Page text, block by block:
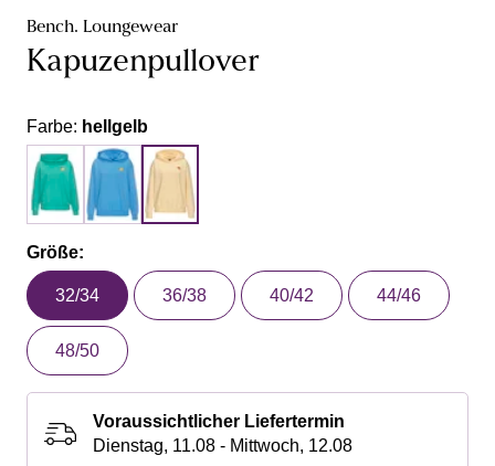
Bench. Loungewear
Kapuzenpullover
Farbe: hellgelb
Größe:
32/34 36/38 40/42 44/46
48/50
Voraussichtlicher Liefertermin
Dienstag, 11.08 - Mittwoch, 12.08